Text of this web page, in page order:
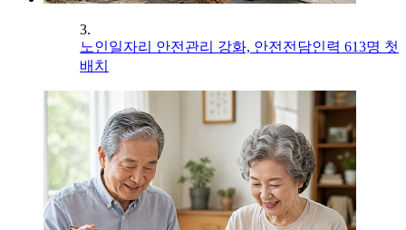
3.
노인일자리 안전관리 강화, 안전전담인력 613명 첫
배치